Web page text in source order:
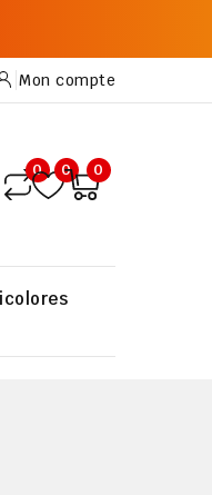
Mon compte
0 0 0